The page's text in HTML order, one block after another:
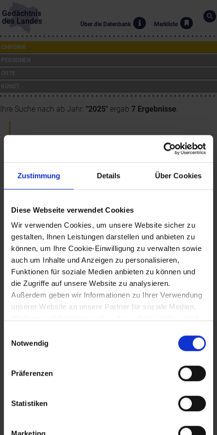
Zustimmung Details Über Cookies
Diese Webseite verwendet Cookies
Wir verwenden Cookies, um unsere Website sicher zu
gestalten, Ihnen Leistungen darstellen und anbieten zu
können, um Ihre Cookie-Einwilligung zu verwalten sowie
auch um Inhalte und Anzeigen zu personalisieren,
Funktionen für soziale Medien anbieten zu können und
die Zugriffe auf unsere Website zu analysieren.
Außerdem geben wir Informationen zu Ihrer Verwendung
unserer Website an unsere Partner für soziale Medien,
gegeben ist, und in denen Sie Ihre Rechte uU nicht
effektiv durchsetzen können. Unsere Partner führen
diese Informationen möglicherweise mit weiteren Daten
zusammen, die Sie ihnen bereitgestellt haben oder die
haben.
Notwendig
Präferenzen
Statistiken
Marketing
Gedächtnis
des Landes
Über die Datenbank Merkliste
CHRONIK
Ihre Suche nach ab Jahr: "2025" ergab 7 Ergebnisse.
23.3.2025
Frühes Hagelunwetter im Bezirk Krems
25.4.2025
Eröffnung der Ausstellung "Kinder des
Krieges" im Museum Niederösterreich